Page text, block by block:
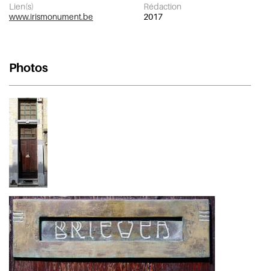
Lien(s)
www.irismonument.be
Rédaction
2017
Photos